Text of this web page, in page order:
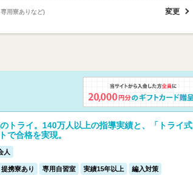
用寮ありなど) 変更
トライ。140万人以上の指導実績と、「トライ式
で合格を実現。
人
提携寮あり 専用自習室 実績15年以上
編入対策